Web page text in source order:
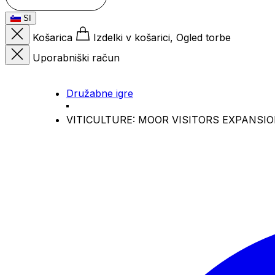
SI
Košarica
Izdelki v košarici, Ogled torbe
Uporabniški račun
Družabne igre
VITICULTURE: MOOR VISITORS